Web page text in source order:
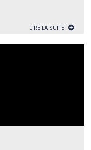
LIRE LA SUITE